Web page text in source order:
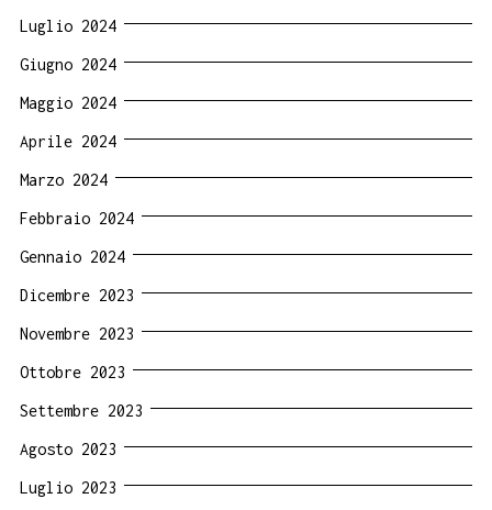
Luglio 2024
Giugno 2024
Maggio 2024
Aprile 2024
Marzo 2024
Febbraio 2024
Gennaio 2024
Dicembre 2023
Novembre 2023
Ottobre 2023
Settembre 2023
Agosto 2023
Luglio 2023